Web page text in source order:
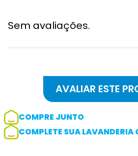
Adicionar avaliação
Sem avaliações.
COMPRE JUNTO
COMPLETE SUA LAVANDERIA